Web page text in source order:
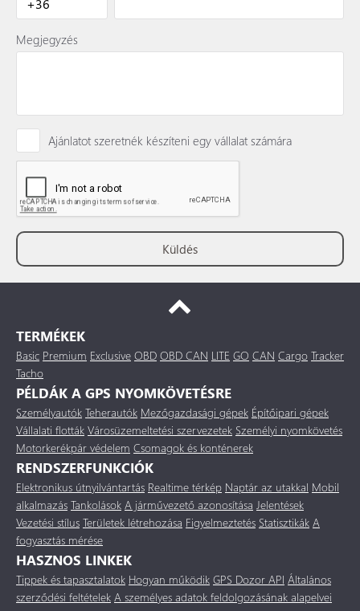
Megjegyzés
Ajánlatot szeretnék készíteni egy vállalat számára
TERMÉKEK
Basic Premium Exclusive OBD OBD CAN LITE GO CAN Cargo Tracker
Tacho
PÉLDÁK A GPS NYOMKÖVETÉSRE
Személyautók Teherautók Mezőgazdasági gépek Építőipari gépek
Vállalati flották Városüzemeltetési szervezetek Személyi nyomkövetés
Motorkerékpár védelem Csomagok és konténerek
RENDSZERFUNKCIÓK
Elektronikus útnyilvántartás Realtime térkép Naptár az utakkal Mobil
alkalmazás Tankolások A járművezető azonosítása Jelentések
Vezetési stílus Területek létrehozása Figyelmeztetés Statisztikák A
fogyasztás mérése
HASZNOS LINKEK
Tippek és tapasztalatok Hogyan működik GPS Dozor API Általános
szerződési feltételek A személyes adatok feldolgozásának alapelvei